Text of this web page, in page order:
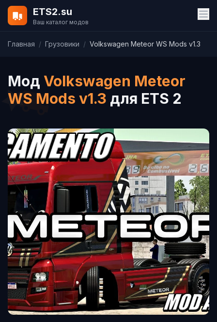
ETS2.su
Ваш каталог модов
Главная / Грузовики / Volkswagen Meteor WS Mods v1.3
Мод Volkswagen Meteor
WS Mods v1.3 для ETS 2